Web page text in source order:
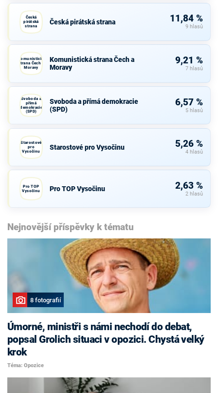
Česká
pirátská
strana
Česká pirátská strana 11,84 %
9 hlasů
Komunistická
strana Čech a
Moravy
Komunistická strana Čech a
Moravy
9,21 %
7 hlasů
Svoboda a
přímá
demokracie
(SPD)
Svoboda a přímá demokracie
(SPD)
6,57 %
5 hlasů
Starostové
pro
Vysočinu
Starostové pro Vysočinu 5,26 %
4 hlasů
Pro TOP
Vysočinu
Pro TOP Vysočinu 2,63 %
2 hlasů
Nejnovější příspěvky k tématu
8 fotografií
Úmorné, ministři s námi nechodí do debat,
popsal Grolich situaci v opozici. Chystá velký
krok
Téma: Opozice